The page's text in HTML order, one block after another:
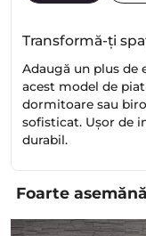
Transformă-ți
Adaugă un plus de
acest model de
dormitoare sau
sofisticat. Ușor de
durabil.
Foarte